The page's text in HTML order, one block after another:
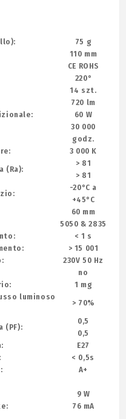
75 g
110 mm
CE ROHS
220°
14 szt.
720 lm
60 W
30 000
godz.
3 000 K
(Ra):
> 81
> 81
-20°C a
+45°C
60 mm
5050 & 2835
< 1 s
> 15 001
230V 50 Hz
no
1 mg
luminoso
> 70%
(PF):
0,5
0,5
E27
< 0,5s
A+
9 W
76 mA